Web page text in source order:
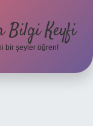
Bilgi Keyfi
bir şeyler öğren!